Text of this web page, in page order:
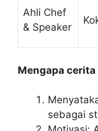
Ahli Chef
& Speaker
Mengapa
sebagai